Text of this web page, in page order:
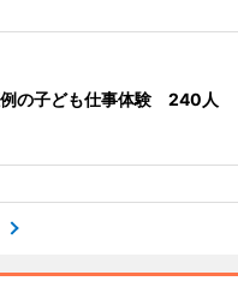
例の子ども仕事体験 240人